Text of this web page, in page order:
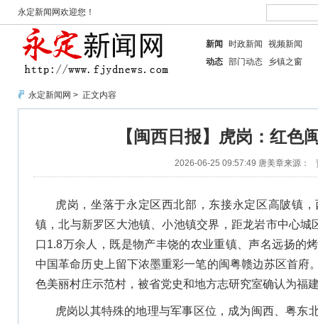
永定新闻网欢迎您！
新闻 时政新闻
视频新闻
动态 部门动态 乡镇之窗
永定新闻网 > 正文内容
【闽西日报】虎岗：红色
2026-06-25 09:57:49 唐美章来源：
虎岗，坐落于永定区西北部，东接永定区高陂镇
镇，北与新罗区大池镇、小池镇交界，距龙岩市中心
口1.8万余人，既是物产丰饶的农业重镇、声名远扬的
中国革命历史上留下浓墨重彩一笔的闽粤赣边苏区首府
色美丽村庄示范村，被省党史和地方志研究室确认为福
虎岗以其特殊的地理与军事区位，成为闽西、粤东